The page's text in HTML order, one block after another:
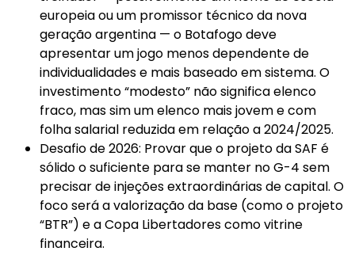
europeia ou um promissor técnico da nova
geração argentina — o Botafogo deve
apresentar um jogo menos dependente de
individualidades e mais baseado em sistema. O
investimento “modesto” não significa elenco
fraco, mas sim um elenco mais jovem e com
folha salarial reduzida em relação a 2024/2025.
Desafio de 2026: Provar que o projeto da SAF é
sólido o suficiente para se manter no G-4 sem
precisar de injeções extraordinárias de capital. O
foco será a valorização da base (como o projeto
“BTR”) e a Copa Libertadores como vitrine
financeira.